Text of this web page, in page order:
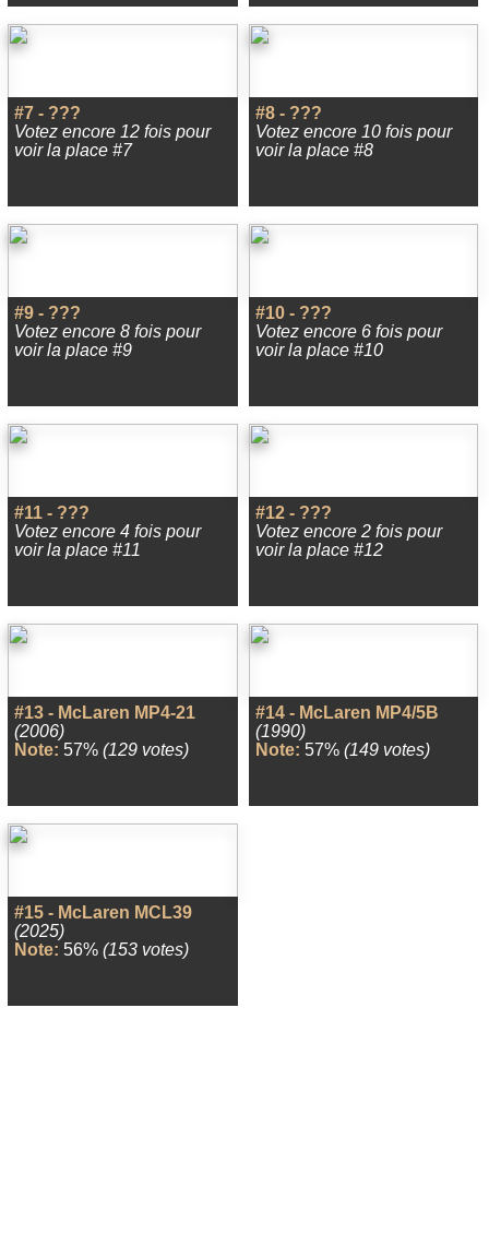
#7 - ???
Votez encore 12 fois pour
voir la place #7
#8 - ???
Votez encore 10 fois pour
voir la place #8
#9 - ???
Votez encore 8 fois pour
voir la place #9
#10 - ???
Votez encore 6 fois pour
voir la place #10
#11 - ???
Votez encore 4 fois pour
voir la place #11
#12 - ???
Votez encore 2 fois pour
voir la place #12
#13 - McLaren MP4-21
(2006)
Note: 57% (129 votes)
#14 - McLaren MP4/5B
(1990)
Note: 57% (149 votes)
#15 - McLaren MCL39
(2025)
Note: 56% (153 votes)